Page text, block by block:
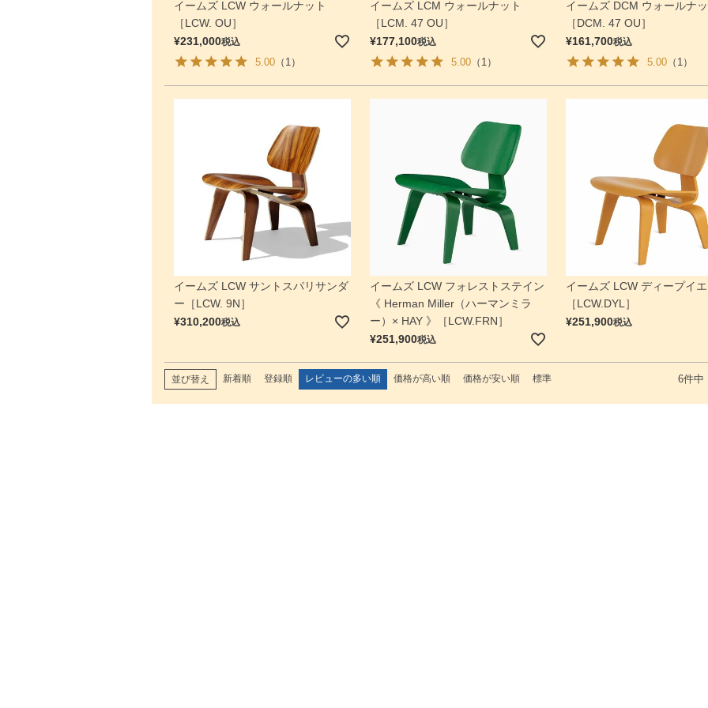
イームズ LCW ウォールナット
［LCW. OU］
¥231,000税込
5.00（1）
イームズ LCM ウォールナット
［LCM. 47 OU］
¥177,100税込
5.00（1）
イームズ DCM ウォールナ
［DCM. 47 OU］
¥161,700税込
5.00（1）
イームズ LCW サントスパリサンダ
ー［LCW. 9N］
¥310,200税込
イームズ LCW フォレストステイン
《 Herman Miller（ハーマンミラ
ー）× HAY 》［LCW.FRN］
¥251,900税込
イームズ LCW ディープイ
［LCW.DYL］
¥251,900税込
並び替え 新着順 登録順 レビューの多い順 価格が高い順 価格が安い順 標準 6件中